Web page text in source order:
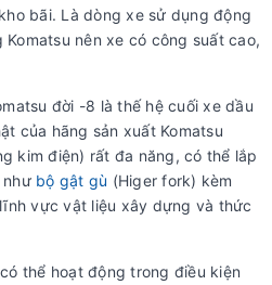
bãi. Là dòng xe sử dụng động
nên xe có công suất cao,
đời -8 là thế hệ cuối xe dầu
của hãng sản xuất Komatsu
kim điện) rất đa năng, có thể lắp
bộ gật gù (Higer fork) kèm
vực vật liệu xây dựng và thức
thể hoạt động trong điều kiện